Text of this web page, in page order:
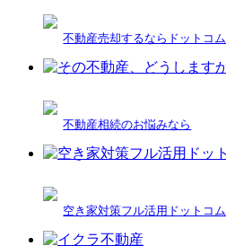
不動産売却するならドットコム
不動産相続のお悩みなら
空き家対策フル活用ドットコム